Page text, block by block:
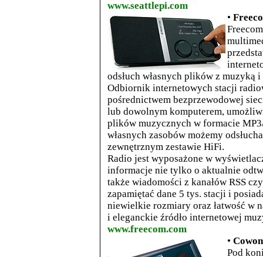
www.seattlepi.com
•
odsłuch własnych plików z muzyką
Odbiornik internetowych stacji
pośrednictwem bezprzewodowej
lub dowolnym komputerem,
plików muzycznych w formacie
własnych zasobów możemy
zewnętrznym zestawie HiFi.
Radio jest wyposażone w
informacje nie tylko o aktualnie
także wiadomości z kanałów RSS
zapamiętać dane 5 tys. stacji i
niewielkie rozmiary oraz łatwość w
i eleganckie źródło internetowej
www.freecom.com
•
Pod